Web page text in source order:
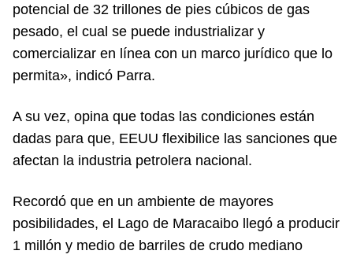
potencial de 32 trillones de pies cúbicos de gas
pesado, el cual se puede industrializar y
comercializar en línea con un marco jurídico que lo
permita», indicó Parra.
A su vez, opina que todas las condiciones están
dadas para que, EEUU flexibilice las sanciones que
afectan la industria petrolera nacional.
Recordó que en un ambiente de mayores
posibilidades, el Lago de Maracaibo llegó a producir
1 millón y medio de barriles de crudo mediano